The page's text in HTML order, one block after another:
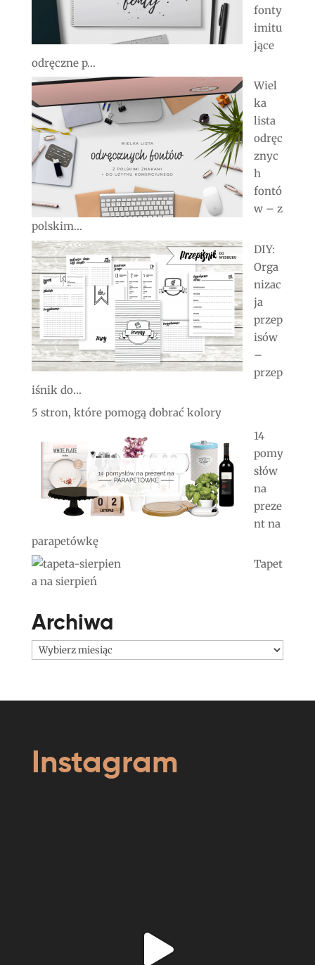
fonty
imitu
jące
odręczne p...
Wiel
ka
lista
odręc
znyc
h
fontó
w – z
polskim...
DIY:
Orga
nizac
ja
przep
isów
–
przep
iśnik do...
5 stron, które pomogą dobrać kolory
14
pomy
słów
na
preze
nt na
parapetówkę
Tapet
a na sierpień
Archiwa
Archiwa
Instagram